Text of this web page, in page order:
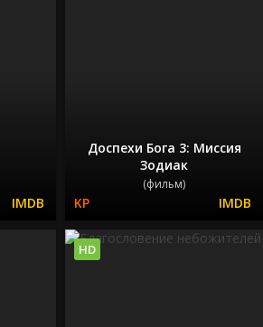
Доспехи Бога 3: Миссия
Зодиак
(фильм)
HD